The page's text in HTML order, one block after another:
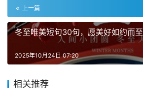
上一篇
冬至唯美短句30句，愿美好如约而至
2025年10月24日 07:20
相关推荐